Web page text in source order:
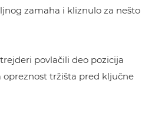
zamaha i kliznulo za nešto
povlačili deo pozicija
tržišta pred ključne